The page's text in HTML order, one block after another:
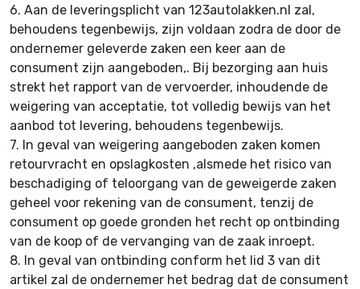
6. Aan de leveringsplicht van 123autolakken.nl zal,
behoudens tegenbewijs, zijn voldaan zodra de door de
ondernemer geleverde zaken een keer aan de
consument zijn aangeboden,. Bij bezorging aan huis
strekt het rapport van de vervoerder, inhoudende de
weigering van acceptatie, tot volledig bewijs van het
aanbod tot levering, behoudens tegenbewijs.
7. In geval van weigering aangeboden zaken komen
retourvracht en opslagkosten ,alsmede het risico van
beschadiging of teloorgang van de geweigerde zaken
geheel voor rekening van de consument, tenzij de
consument op goede gronden het recht op ontbinding
van de koop of de vervanging van de zaak inroept.
8. In geval van ontbinding conform het lid 3 van dit
artikel zal de ondernemer het bedrag dat de consument